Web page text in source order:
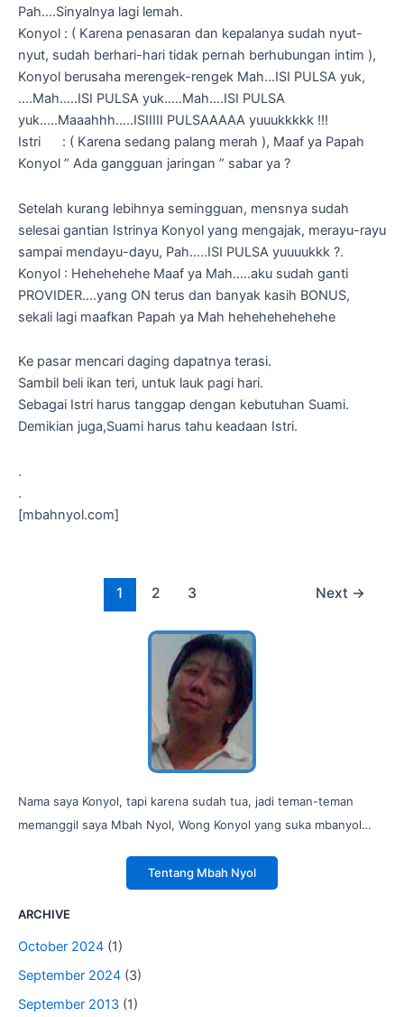
Pah….Sinyalnya lagi lemah.
Konyol : ( Karena penasaran dan kepalanya sudah nyut-
nyut, sudah berhari-hari tidak pernah berhubungan intim ),
Konyol berusaha merengek-rengek Mah…ISI PULSA yuk,
….Mah…..ISI PULSA yuk…..Mah….ISI PULSA
yuk…..Maaahhh…..ISIIIII PULSAAAAA yuuukkkkk !!!
Istri : ( Karena sedang palang merah ), Maaf ya Papah
Konyol ” Ada gangguan jaringan ” sabar ya ?
Setelah kurang lebihnya semingguan, mensnya sudah
selesai gantian Istrinya Konyol yang mengajak, merayu-rayu
sampai mendayu-dayu, Pah…..ISI PULSA yuuuukkk ?.
Konyol : Hehehehehe Maaf ya Mah…..aku sudah ganti
PROVIDER….yang ON terus dan banyak kasih BONUS,
sekali lagi maafkan Papah ya Mah hehehehehehehe
Ke pasar mencari daging dapatnya terasi.
Sambil beli ikan teri, untuk lauk pagi hari.
Sebagai Istri harus tanggap dengan kebutuhan Suami.
Demikian juga,Suami harus tahu keadaan Istri.
.
.
[mbahnyol.com]
1 2 3 Next →
Nama saya Konyol, tapi karena sudah tua, jadi teman-teman
memanggil saya Mbah Nyol, Wong Konyol yang suka mbanyol…
Tentang Mbah Nyol
ARCHIVE
October 2024 (1)
September 2024 (3)
September 2013 (1)